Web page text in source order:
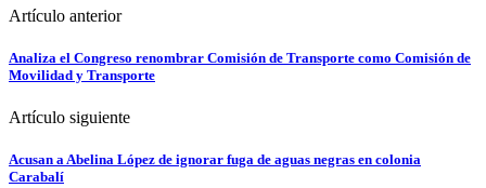
Artículo anterior
Analiza el Congreso renombrar Comisión de Transporte como Comisión de
Movilidad y Transporte
Artículo siguiente
Acusan a Abelina López de ignorar fuga de aguas negras en colonia
Carabalí